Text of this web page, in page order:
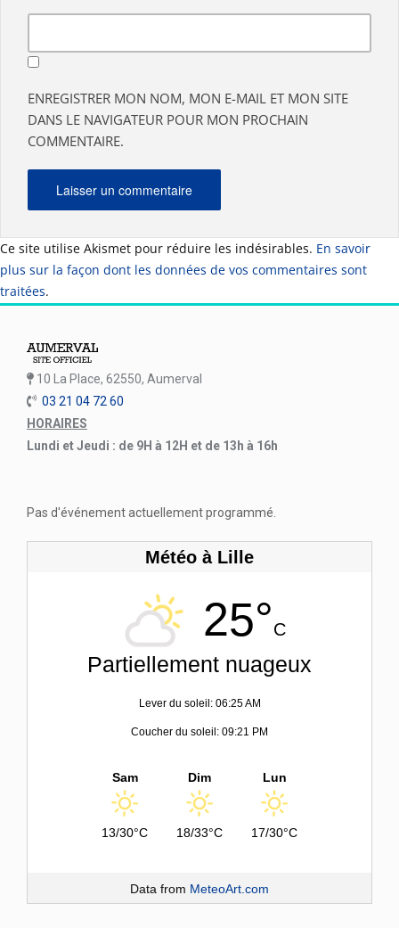
ENREGISTRER MON NOM, MON E-MAIL ET MON SITE
DANS LE NAVIGATEUR POUR MON PROCHAIN
COMMENTAIRE.
Ce site utilise Akismet pour réduire les indésirables. En savoir
plus sur la façon dont les données de vos commentaires sont
traitées.
10 La Place, 62550, Aumerval
03 21 04 72 60
HORAIRES
Lundi et Jeudi : de 9H à 12H et de 13h à 16h
Pas d'événement actuellement programmé.
Météo à Lille
25°C
Partiellement nuageux
Lever du soleil: 06:25 AM
Coucher du soleil: 09:21 PM
Sam
13/30°C
Dim
18/33°C
Lun
17/30°C
Data from MeteoArt.com